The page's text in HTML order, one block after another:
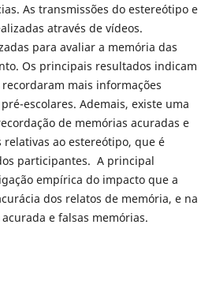
As transmissões do estereótipo e
através de vídeos.
para avaliar a memória das
Os principais resultados indicam
mais informações
escolares. Ademais, existe uma
de memórias acuradas e
ao estereótipo, que é
participantes. A principal
empírica do impacto que a
dos relatos de memória, e na
e falsas memórias.